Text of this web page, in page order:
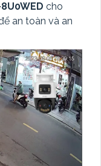
cho
an toàn và an